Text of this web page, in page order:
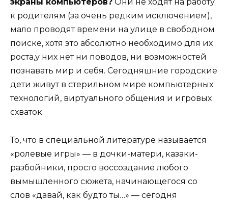
экраны компьютеров? Они не ходят на работу
к родителям (за очень редким исключением),
мало проводят времени на улице в свободном
поиске, хотя это абсолютно необходимо для их
роста,у них нет ни поводов, ни возможностей
познавать мир и себя. Сегодняшние городские
дети живут в стерильном мире компьютерных
технологий, виртуального общения и игровых
схваток.
То, что в специальной литературе называется
«ролевые игры» — в дочки-матери, казаки-
разбойники, просто воссоздание любого
вымышленного сюжета, начинающегося со
слов «давай, как будто ты…» — сегодня